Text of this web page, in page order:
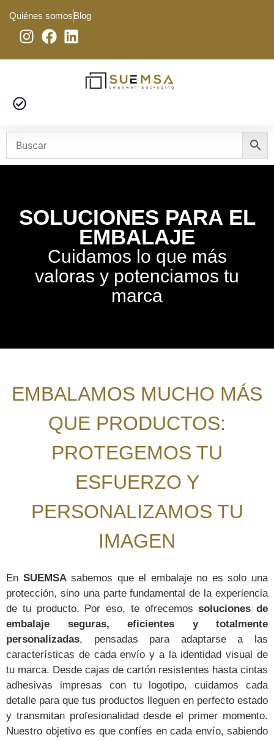
Quiénes somosBlog
SOLUCIONES PARA EL
EMBALAJE
Cuidamos lo que más
valoras y potenciamos tu
marca
EMBALAMOS MUCHO MÁS
QUE PRODUCTOS:
PROTEGEMOS TU
ESFUERZO Y
PERSONALIZAMOS TU
IMAGEN
En SUEMSAsabemos que el embalaje no es solo una
protección, sino una parte fundamental de la experiencia
de tu producto. Por eso, te ofrecemossoluciones de
embalaje seguras, eficientes y totalmente
personalizadas, pensadas para adaptarse a las
características de cada envío y a la identidad visual de
tu marca. Desde cajas de cartón resistentes hasta cintas
adhesivas impresas con tu logotipo, cuidamos cada
detalle para que tus productos lleguen en perfecto estado
y transmitan profesionalidad desde el primer momento.
Nuestro objetivo es que confíes en cada envío, sabiendo